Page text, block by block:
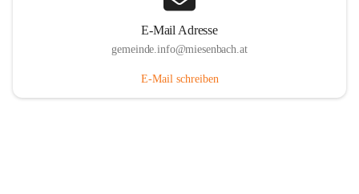
E-Mail Adresse
gemeinde.info@miesenbach.at
E-Mail schreiben